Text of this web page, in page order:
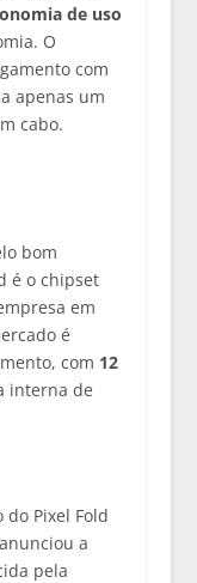
de uso
O
com
apenas um
cabo.
bom
é o chipset
em
é
com 12
interna de
Pixel Fold
a
pela